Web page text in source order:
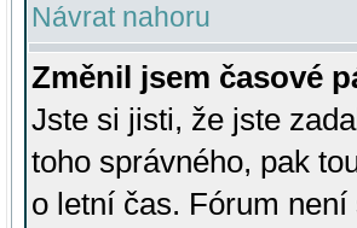
Návrat nahoru
Změnil jsem časové
Jste si jisti, že jste
toho správného, pak
o letní čas. Fórum